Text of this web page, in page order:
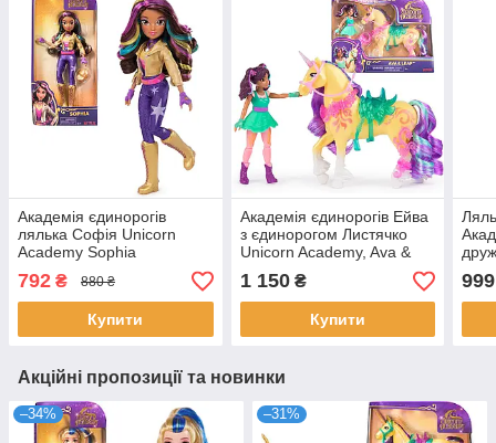
Академія єдинорогів
лялька Софія Unicorn
Academy Sophia
792 ₴ 880 ₴
Купити
Академія єдинорогів Ейва
з єдинорогом Листячко
Unicorn Academy, Ava &
Leaf
1 150₴
Купити
999
Акційні пропозиції та новинки
–34% –31%